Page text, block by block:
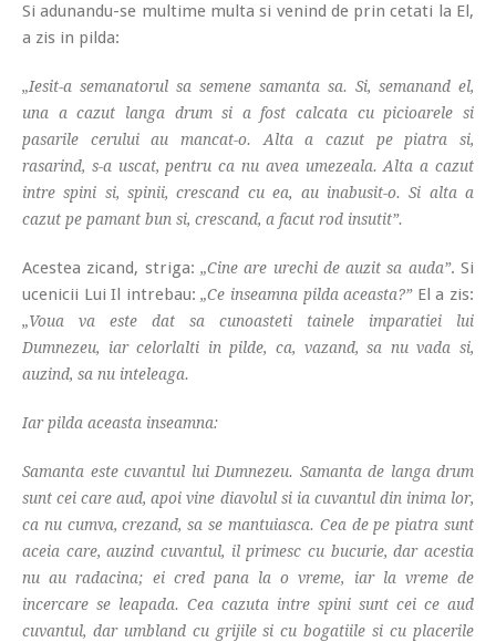
Si adunandu-se multime multa si venind de prin cetati la El,
a zis in pilda:
„Iesit-a semanatorul sa semene samanta sa. Si, semanand el,
una a cazut langa drum si a fost calcata cu picioarele si
pasarile cerului au mancat-o. Alta a cazut pe piatra si,
rasarind, s-a uscat, pentru ca nu avea umezeala. Alta a cazut
intre spini si, spinii, crescand cu ea, au inabusit-o. Si alta a
cazut pe pamant bun si, crescand, a facut rod insutit”.
Acestea zicand, striga: „Cine are urechi de auzit sa auda”. Si
ucenicii Lui Il intrebau:„Ce inseamna pilda aceasta?”El a zis:
„Voua va este dat sa cunoasteti tainele imparatiei lui
Dumnezeu, iar celorlalti in pilde, ca, vazand, sa nu vada si,
auzind, sa nu inteleaga.
Iar pilda aceasta inseamna:
Samanta este cuvantul lui Dumnezeu. Samanta de langa drum
sunt cei care aud, apoi vine diavolul si ia cuvantul din inima lor,
ca nu cumva, crezand, sa se mantuiasca. Cea de pe piatra sunt
aceia care, auzind cuvantul, il primesc cu bucurie, dar acestia
nu au radacina; ei cred pana la o vreme, iar la vreme de
incercare se leapada. Cea cazuta intre spini sunt cei ce aud
cuvantul, dar umbland cu grijile si cu bogatiile si cu placerile